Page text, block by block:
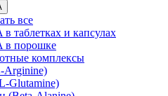
все
таблетках и капсулах
в порошке
комплексы
Arginine)
Glutamine)